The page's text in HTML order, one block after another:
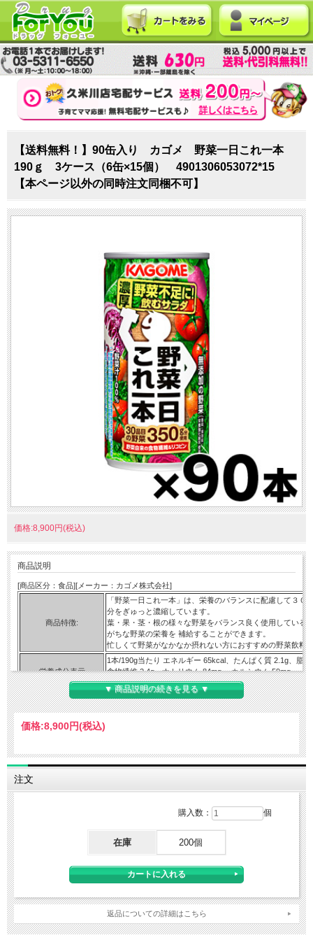
【送料無料！】90缶入り カゴメ 野菜一日これ一本
190ｇ 3ケース（6缶×15個） 4901306053072*15
【本ページ以外の同時注文同梱不可】
価格:8,900円(税込)
商品説明
[商品区分：食品][メーカー：カゴメ株式会社]
商品特徴:
「野菜一日これ一本」は、栄養のバランスに配慮して３０
分をぎゅっと濃縮しています。
葉・果・茎・根の様々な野菜をバランス良く使用している
がちな野菜の栄養を 補給することができます。
忙しくて野菜がなかなか摂れない方におすすめの野菜飲料
栄養成分表示
(表示単位190ｇ当た
り)：
1本/190g当たり エネルギー 65kcal、たんぱく質 2.1g、脂
食物繊維 2.4g、ナトリウム 84mg、 カルシウム 59mg、
カリウム 810mg、鉄 0.7mg、マグネシウム 34mg、亜鉛
2.0mg、 ビタミンK 16μg、葉酸 10-130μg、
β-カロテン 3500-16000μg、ショ糖 0.7-5.3g、(リコピン
トマト、にんじん、メキャベツ(プチヴェール)、赤ピーマ
ん草、モロヘイヤ、ブロッコリー、 レタス、セロリ、しょ
赤じそ、よもぎ、チンゲンサイ、カリフラワー、クレソン
ゃ、アスパラガス、たまねぎ、ビート、だいこん、小松菜
ば、はくさい、なす、 グリーンピース、ごぼう
カゴメお客様相談センター
東京都中央区日本橋浜町3丁目21-1
TEL：0120-401-831
カゴメ株式会社
広告文責:
株式会社 フクエイ 03-5311-6550
※パッケージが変更になることがございます。予めご了承ください。
区分 日本製・食品
▼ 商品説明の続きを見る ▼
価格:8,900円(税込)
注文
購入数： 個
在庫 200個
返品についての詳細はこちら